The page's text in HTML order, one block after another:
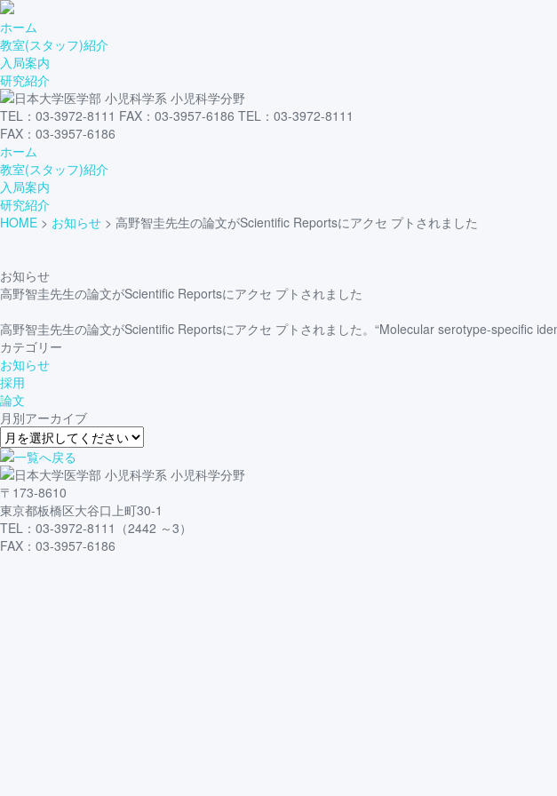
ホーム
教室(スタッフ)紹介
入局案内
研究紹介
TEL：03-3972-8111 FAX：03-3957-6186 TEL：03-3972-8111
FAX：03-3957-6186
ホーム
教室(スタッフ)紹介
入局案内
研究紹介
HOME > お知らせ > 高野智圭先生の論文がScientific Reportsにアクセ プトされました
お知らせ
高野智圭先生の論文がScientific Reportsにアクセ プトされました
高野智圭先生の論文がScientific Reportsにアクセ プトされました。“Molecular serotype-specific
カテゴリー
お知らせ
採用
論文
月別アーカイブ
〒173-8610
東京都板橋区大谷口上町30-1
TEL：03-3972-8111（2442 ～3）
FAX：03-3957-6186